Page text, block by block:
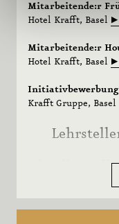
Mitarbeitende:r
Hotel Krafft, Basel
Mitarbeitende:r
Hotel Krafft, Basel
Krafft Gruppe, Basel
Lehrstellen Krafft